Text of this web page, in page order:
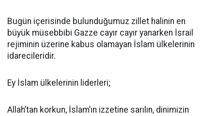
Bugün içerisinde bulunduğumuz zillet halinin en
büyük müsebbibi Gazze cayır cayır yanarken İsrail
rejiminin üzerine kabus olamayan İslam ülkelerinin
idarecileridir.
Ey İslam ülkelerinin liderleri;
Allah’tan korkun, İslam’ın izzetine sarılın, dinimizin